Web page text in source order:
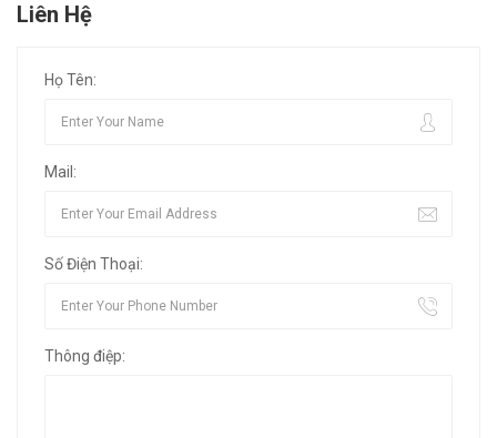
Liên Hệ
Họ Tên:
Mail:
Số Điện Thoại:
Thông điệp: